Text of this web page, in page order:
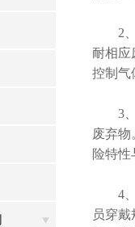
2、
耐相应
控制气
3、
废弃
险特
4、
员穿